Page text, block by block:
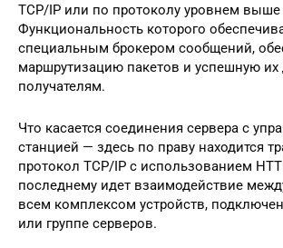
TCP/IP или по протоколу уровнем выше
Функциональность которого
специальным брокером сообщений,
маршрутизацию пакетов и успешную их
получателям.
Что касается соединения сервера с
станцией — здесь по праву находится
протокол TCP/IP с использованием
последнему идет взаимодействие
всем комплексом устройств,
или группе серверов.